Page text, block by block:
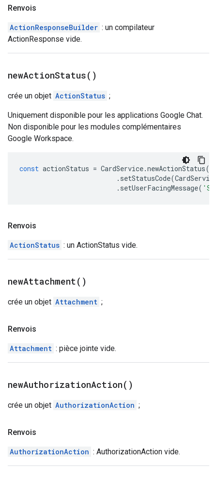
Renvois
ActionResponseBuilder : un compilateur
ActionResponse vide.
newActionStatus( )
crée un objet ActionStatus ;
Uniquement disponible pour les applications Google Chat.
Non disponible pour les modules complémentaires
Google Workspace.
const actionStatus = CardService.newActionStatus()
. setStatusCode(CardService
. setUserFacingMessage(
Renvois
ActionStatus : un ActionStatus vide.
newAttachment( )
crée un objet Attachment ;
Renvois
Attachment : pièce jointe vide.
newAuthorizationAction( )
crée un objet AuthorizationAction ;
Renvois
AuthorizationAction : AuthorizationAction vide.